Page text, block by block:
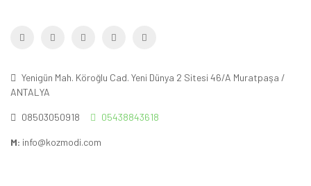
Yenigün Mah. Köroğlu Cad. Yeni Dünya 2 Sitesi 46/A Muratpaşa /
ANTALYA
08503050918 05438843618
M: info@kozmodi.com